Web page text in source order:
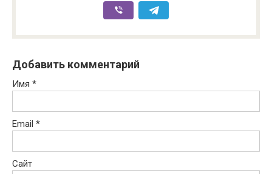
Добавить комментарий
Имя *
Email *
Сайт